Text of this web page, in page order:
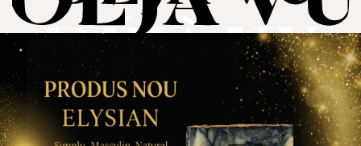
Săpun natural
Seturi artizanale